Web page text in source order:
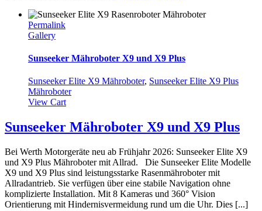
Permalink
Gallery
Sunseeker Mähroboter X9 und X9 Plus
Sunseeker Elite X9 Mähroboter, Sunseeker Elite X9 Plus
Mähroboter
View Cart
Sunseeker Mähroboter X9 und X9 Plus
Bei Werth Motorgeräte neu ab Frühjahr 2026: Sunseeker Elite X9
und X9 Plus Mähroboter mit Allrad. Die Sunseeker Elite Modelle
X9 und X9 Plus sind leistungsstarke Rasenmähroboter mit
Allradantrieb. Sie verfügen über eine stabile Navigation ohne
komplizierte Installation. Mit 8 Kameras und 360° Vision
Orientierung mit Hindernisvermeidung rund um die Uhr. Dies [...]